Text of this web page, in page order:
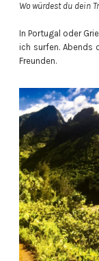
Wo würdest du dein
In Portugal oder
ich surfen. Abends
Freunden.